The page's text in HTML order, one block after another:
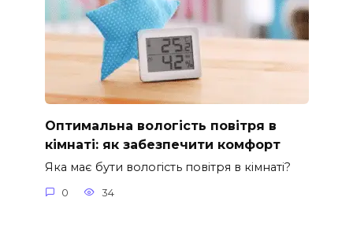
Оптимальна вологість повітря в
кімнаті: як забезпечити комфорт
Яка має бути вологість повітря в кімнаті?
0 34